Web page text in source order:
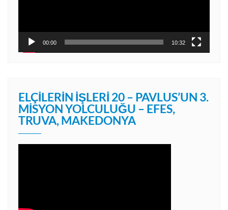
00:00 10:32
ELÇILERIN İŞLERI 20 – PAVLUS’UN 3.
MISYON YOLCULUĞU – EFES,
TRUVA, MAKEDONYA